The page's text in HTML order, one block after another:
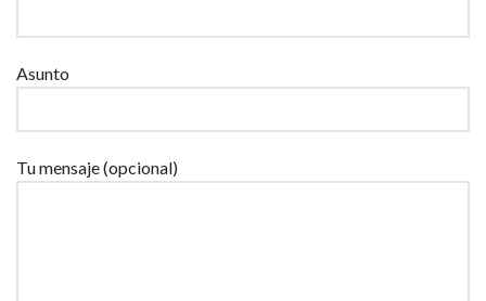
Asunto
Tu mensaje (opcional)